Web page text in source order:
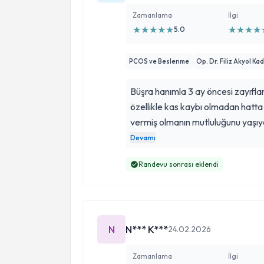
Zamanlama
★★★★★5.0
İlgi
★★★★
PCOS ve Beslenme Op. Dr. Filiz Akyol
Büşra hanımla 3 ay öncesi zayıflama
özellikle kas kaybı olmadan hatta kasımıda arttırarak yağdan kilo
vermiş olmanın mutluluğunu
motivasyon çok önemlidir Büşra hanım öncelikle hastasını tanıyor
kendisine çok teşekkür
bırakmıyor Açıkçası sağlıklı kilo
Devamı
Randevu sonrası eklendi
N N*** K***24.02.2026
Zamanlama İlgi